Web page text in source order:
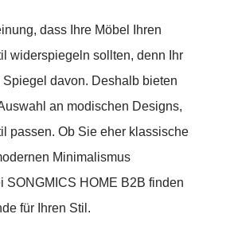
dass Ihre Möbel Ihren
widerspiegeln sollten, denn Ihr
davon. Deshalb bieten
an modischen Designs,
passen. Ob Sie eher klassische
Minimalismus
SONGMICS HOME B2B finden
für Ihren Stil.